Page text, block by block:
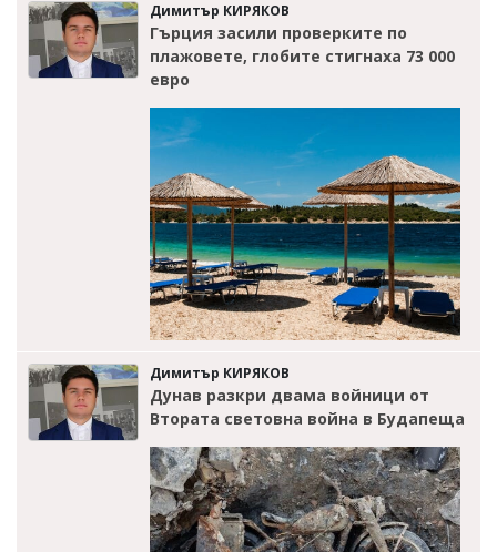
Димитър КИРЯКОВ
Гърция засили проверките по
плажовете, глобите стигнаха 73 000
евро
Димитър КИРЯКОВ
Дунав разкри двама войници от
Втората световна война в Будапеща